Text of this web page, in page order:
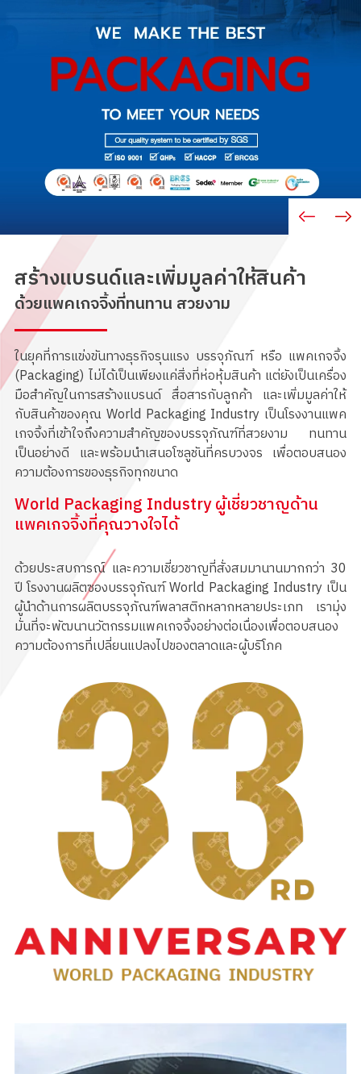
สร้างแบรนด์และเพิ่มมูลค่าให้สินค้า
ด้วยแพคเกจจิ้งที่ทนทาน สวยงาม
ในยุคที่การแข่งขันทางธุรกิจรุนแรง บรรจุภัณฑ์ หรือ แพคเกจจิ้ง
(Packaging) ไม่ได้เป็นเพียงแค่สิ่งที่ห่อหุ้มสินค้า แต่ยังเป็นเครื่อง
มือสำคัญในการสร้างแบรนด์ สื่อสารกับลูกค้า และเพิ่มมูลค่าให้
กับสินค้าของคุณ World Packaging Industry เป็นโรงงานแพค
เกจจิ้งที่เข้าใจถึงความสำคัญของบรรจุภัณฑ์ที่สวยงาม ทนทาน
เป็นอย่างดี และพร้อมนำเสนอโซลูชันที่ครบวงจร เพื่อตอบสนอง
ความต้องการของธุรกิจทุกขนาด
World Packaging Industry ผู้เชี่ยวชาญด้าน
แพคเกจจิ้งที่คุณวางใจได้
ด้วยประสบการณ์ และความเชี่ยวชาญที่สั่งสมมานานมากกว่า 30
ปี โรงงานผลิตซองบรรจุภัณฑ์ World Packaging Industry เป็น
ผู้นำด้านการผลิตบรรจุภัณฑ์พลาสติกหลากหลายประเภท เรามุ่ง
มั่นที่จะพัฒนานวัตกรรมแพคเกจจิ้งอย่างต่อเนื่องเพื่อตอบสนอง
ความต้องการที่เปลี่ยนแปลงไปของตลาดและผู้บริโภค